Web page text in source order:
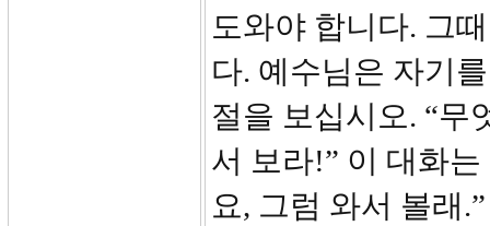
도와야 합니다. 그
다. 예수님은 자기
절을 보십시오. “무
서 보라!” 이 대화
요, 그럼 와서 볼래